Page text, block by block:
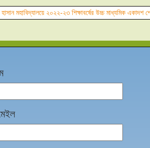
মহাবিদ্যালয়ে ২০২২-২৩ শিক্ষাবর্ষের উচ্চ মাধ্যমিক